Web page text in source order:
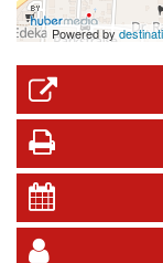
Powered by